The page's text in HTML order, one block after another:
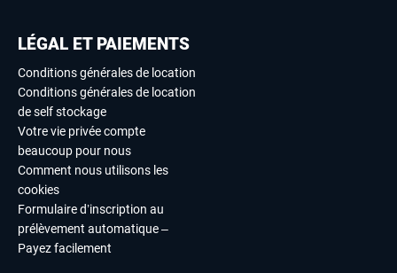
LÉGAL ET PAIEMENTS
Conditions générales de location
Conditions générales de location
de self stockage
Votre vie privée compte
beaucoup pour nous
Comment nous utilisons les
cookies
Formulaire d’inscription au
prélèvement automatique –
Payez facilement